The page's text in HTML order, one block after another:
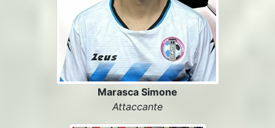
Marasca Simone
Attaccante